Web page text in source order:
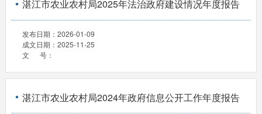
湛江市农业农村局2025年法治政府建设情况年度报告
发布日期： 2026-01-09
成文日期： 2025-11-25
文 号：
湛江市农业农村局2024年政府信息公开工作年度报告